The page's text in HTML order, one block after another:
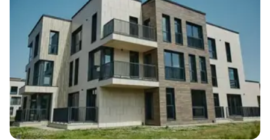
Ces quartiers, en rapide développement, offrent un
excellent potentiel de valorisation à moyen et long terme.
Les promoteurs actifs à Vénissieux
Bouygues Immobilier
Ce promoteur propose des résidences modernes,
souvent écoresponsables, dans les secteurs attractifs de
Vénissieux.